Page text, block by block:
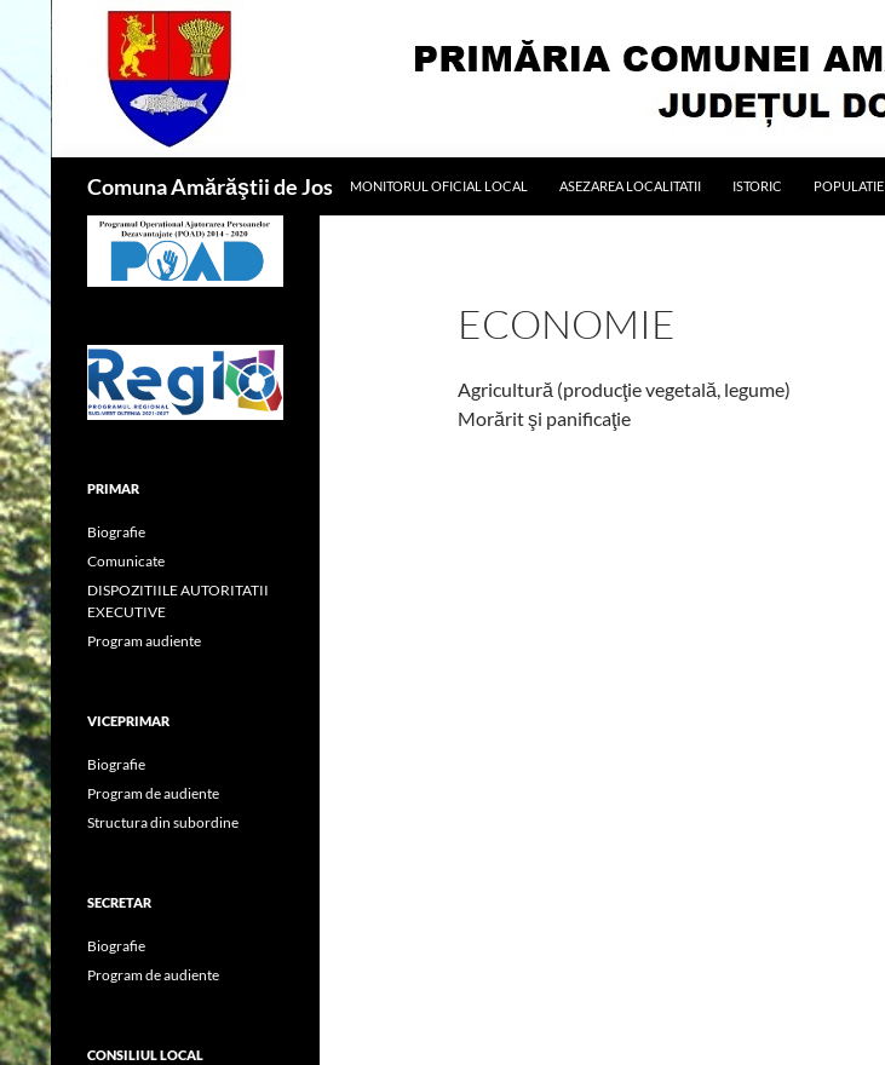
conținut
Comuna Amărăştii de Jos MONITORUL OFICIAL LOCAL ASEZAREA LOCALITATII ISTORIC POPULATIE
ECONOMIE
Agricultură (producţie vegetală, legume)
Morărit şi panificaţie
PRIMAR
Biografie
Comunicate
DISPOZITIILE AUTORITATII
EXECUTIVE
Program audiente
VICEPRIMAR
Biografie
Program de audiente
Structura din subordine
SECRETAR
Biografie
Program de audiente
CONSILIUL LOCAL